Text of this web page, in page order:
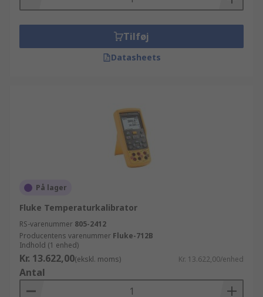
Tilføj
Datasheets
På lager
Fluke Temperaturkalibrator
RS-varenummer 805-2412
Producentens varenummer Fluke-712B
Indhold (1 enhed)
Kr. 13.622,00(ekskl. moms) Kr. 13.622,00/enhed
Antal